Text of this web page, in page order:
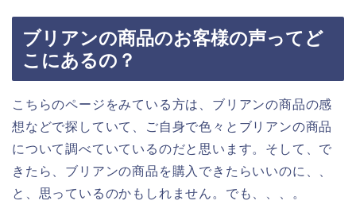
ブリアンの商品のお客様の声ってど
こにあるの？
こちらのページをみている方は、ブリアンの商品の感
想などで探していて、ご自身で色々とブリアンの商品
について調べていているのだと思います。そして、で
きたら、ブリアンの商品を購入できたらいいのに、、
と、思っているのかもしれません。でも、、、。